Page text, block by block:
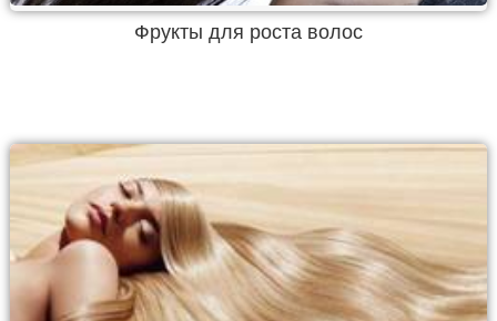
Фрукты для роста волос